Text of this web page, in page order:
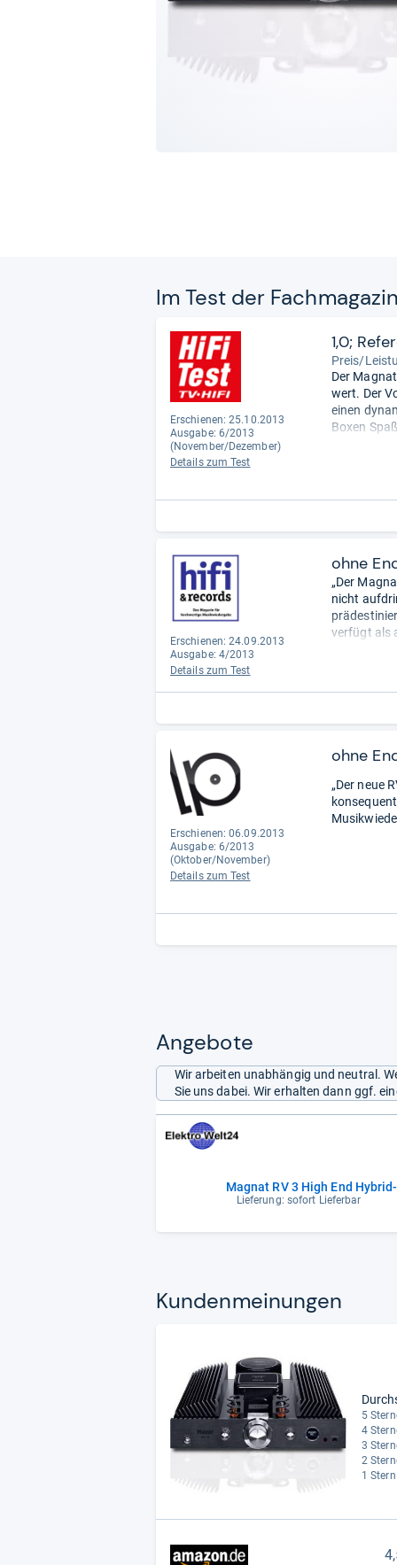
Im Test der
Erschienen: 25.10.2013
Ausgabe: 6/2013
(November/Dezember)
Details zum Test
1,0;
Preis/
Der
wert. Der
einen
Boxen
Erschienen: 24.09.2013
Ausgabe: 4/2013
Details zum Test
ohne
„Der
nicht
verfügt als
Erschienen: 06.09.2013
Ausgabe: 6/2013
(Oktober/November)
Details zum Test
ohne
„Der neue
Angebote
Wir arbeiten unabhängig und neutral.
Sie uns dabei. Wir erhalten dann ggf.
Lieferung: sofort Lieferbar
Kun­den­mei­nun­gen
5
4
3
2
1 Stern